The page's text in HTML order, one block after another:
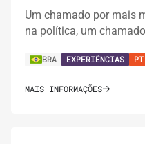
Um chamado por mais
na política, um
BRA EXPERIÊNCIAS PT
MAIS INFORMAÇÕES